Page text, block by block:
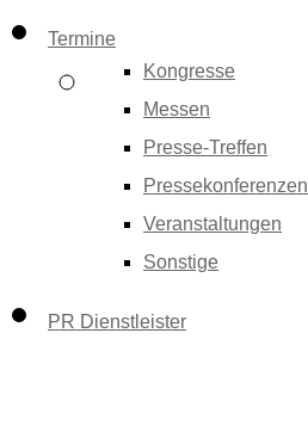
Termine
Kongresse
Messen
Presse-Treffen
Pressekonferenzen
Veranstaltungen
Sonstige
PR Dienstleister